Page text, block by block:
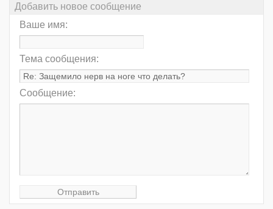
Добавить новое сообщение
Ваше имя:
Тема сообщения:
Сообщение: